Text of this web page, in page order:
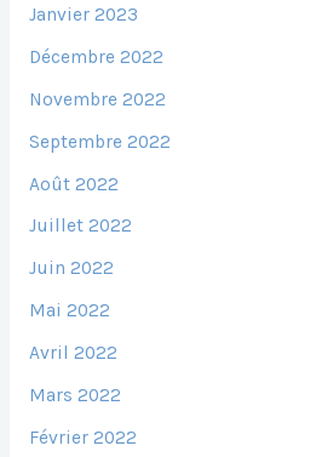
Janvier 2023
Décembre 2022
Novembre 2022
Septembre 2022
Août 2022
Juillet 2022
Juin 2022
Mai 2022
Avril 2022
Mars 2022
Février 2022